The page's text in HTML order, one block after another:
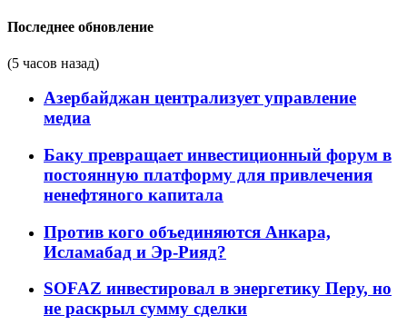
Последнее обновление
(5 часов назад)
Азербайджан централизует управление
медиа
Баку превращает инвестиционный форум в
постоянную платформу для привлечения
ненефтяного капитала
Против кого объединяются Анкара,
Исламабад и Эр-Рияд?
SOFAZ инвестировал в энергетику Перу, но
не раскрыл сумму сделки